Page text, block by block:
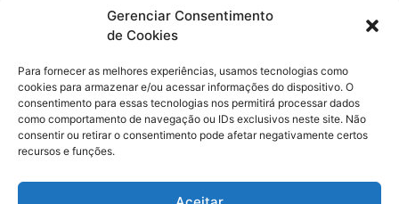
Gerenciar Consentimento
de Cookies
Para fornecer as melhores experiências, usamos tecnologias como
cookies para armazenar e/ou acessar informações do dispositivo. O
consentimento para essas tecnologias nos permitirá processar dados
como comportamento de navegação ou IDs exclusivos neste site. Não
consentir ou retirar o consentimento pode afetar negativamente certos
recursos e funções.
(31) 99795-6921
E-mail
secretaria@metasita.org.br